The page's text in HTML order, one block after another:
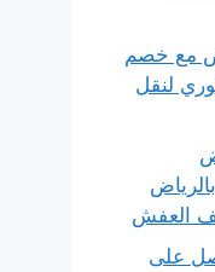
مع خصم
لنقل
على